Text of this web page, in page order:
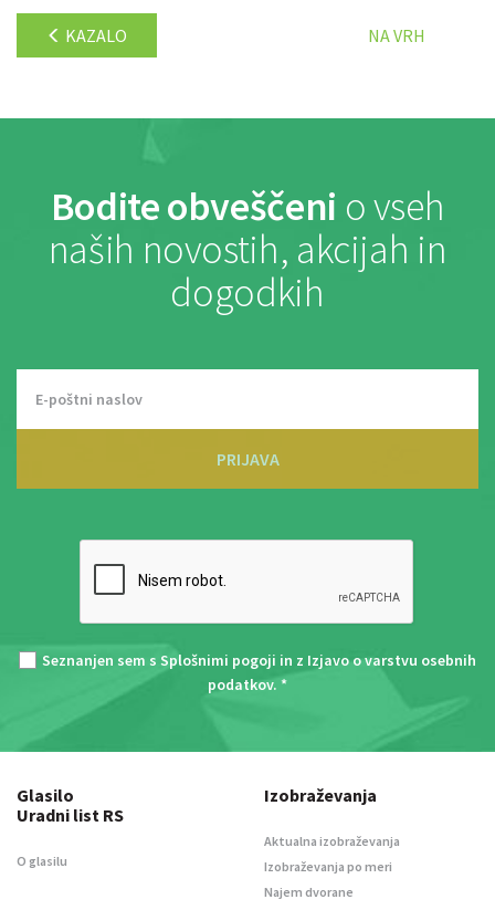
KAZALO NA VRH
Bodite obveščeni o vseh
naših novostih, akcijah in
dogodkih
PRIJAVA
Seznanjen sem s Splošnimi pogoji in z Izjavo o varstvu osebnih
podatkov. *
Glasilo
Uradni list RS
O glasilu
Izobraževanja
Aktualna izobraževanja
Izobraževanja po meri
Najem dvorane